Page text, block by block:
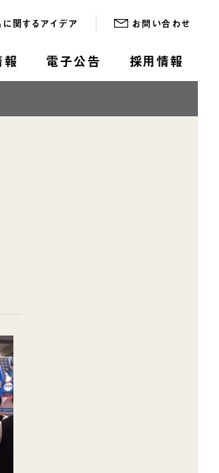
電子公告 採用情報
関するアイデア お問い合わせ